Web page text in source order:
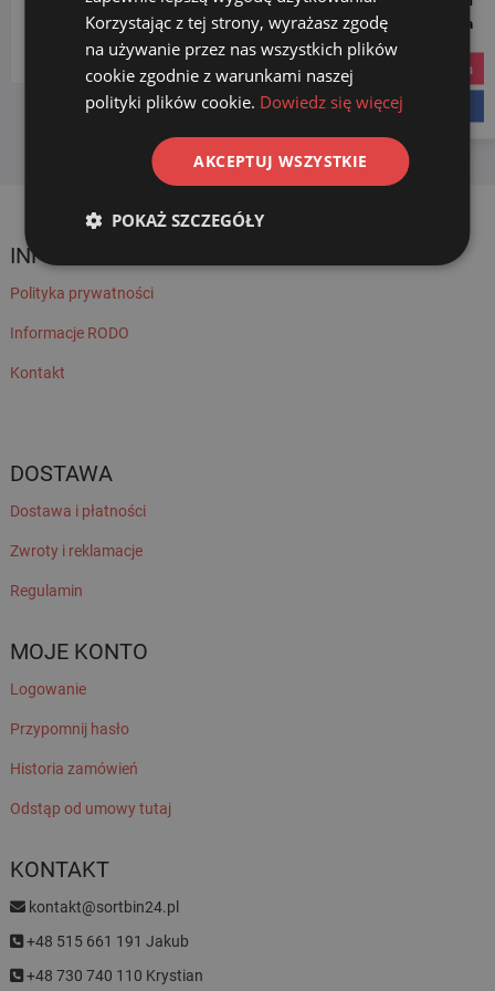
Wybierz kategorię
INFORMACJE
Polityka prywatności
Informacje RODO
Kontakt
DOSTAWA
Dostawa i płatności
Zwroty i reklamacje
Regulamin
MOJE KONTO
Logowanie
Przypomnij hasło
Historia zamówień
Odstąp od umowy tutaj
KONTAKT
kontakt@sortbin24.pl
+48 515 661 191 Jakub
+48 730 740 110 Krystian
Social Media
instagram
Korzystając z tej strony, wyrażasz zgodę
na używanie przez nas wszystkich plików
cookie zgodnie z warunkami naszej
polityki plików cookie. Dowiedz się więcej
AKCEPTUJ WSZYSTKIE
POKAŻ SZCZEGÓŁY